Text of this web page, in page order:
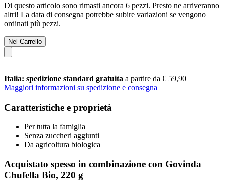
Di questo articolo sono rimasti ancora 6 pezzi. Presto ne arriveranno
altri! La data di consegna potrebbe subire variazioni se vengono
ordinati più pezzi.
Nel Carrello
Italia: spedizione standard gratuita a partire da € 59,90
Maggiori informazioni su spedizione e consegna
Caratteristiche e proprietà
Per tutta la famiglia
Senza zuccheri aggiunti
Da agricoltura biologica
Acquistato spesso in combinazione con Govinda
Chufella Bio, 220 g